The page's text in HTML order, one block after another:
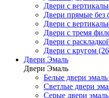
Двери с
Двери прямые без
Двери с
Двери с тремя
Двери с
Двери с кругом
Двери Эмаль
Двери Эмаль
Белые двери
Светлые двери
Серые двери